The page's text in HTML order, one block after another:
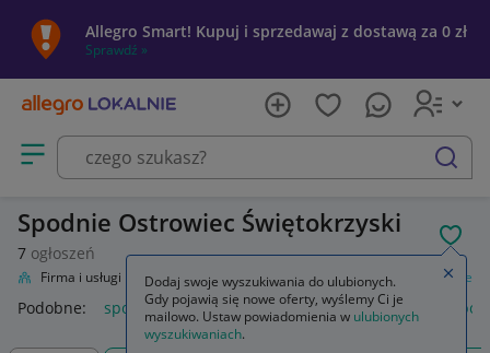
Allegro Smart! Kupuj i sprzedawaj z dostawą za 0 zł
Sprawdź »
Otwórz menu z kategoriami
szukaj
Spodnie Ostrowiec Świętokrzyski
7 ogłoszeń
Firma i usługi Przemysł Odzież robocza i BHP Odzież Spodnie
Podobne: spodnie spodnie robocze spodnie męskie
Dodaj swoje wyszukiwania do ulubionych.
Gdy pojawią się nowe oferty, wyślemy Ci je
mailowo. Ustaw powiadomienia w ulubionych
wyszukiwaniach.